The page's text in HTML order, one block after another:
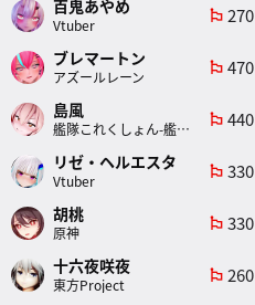
百鬼あやめ
Vtuber
emoji_flags 270
ブレマートン
アズールレーン
emoji_flags 470
島風
艦隊これくしょん-艦これ-
emoji_flags 440
リゼ・ヘルエスタ
Vtuber
emoji_flags 330
胡桃
原神
emoji_flags 330
十六夜咲夜
東方Project
emoji_flags 260